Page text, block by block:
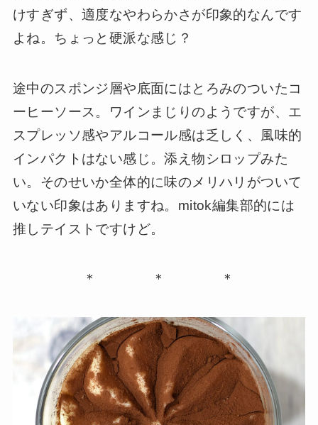
けすぎず、適度なやわらかさが印象的なんです
よね。ちょっと硬派な感じ？
途中のスポンジ層や底面にはとろみのついたコ
ーヒーソース。ワインまじりのようですが、エ
スプレッソ感やアルコール感は乏しく、風味的
インパクトはない感じ。添え物シロップみた
い。そのせいか全体的に味のメリハリがついて
いない印象はありますね。mitok編集部的には
推しテイストですけど。
＊ ＊ ＊